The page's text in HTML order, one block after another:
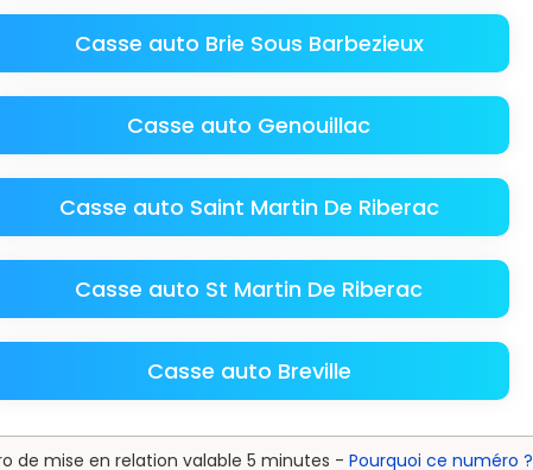
Casse auto Brie Sous Barbezieux
Casse auto Genouillac
Casse auto Saint Martin De Riberac
Casse auto St Martin De Riberac
Casse auto Breville
de mise en relation valable 5 minutes - Pourquoi ce numéro ?